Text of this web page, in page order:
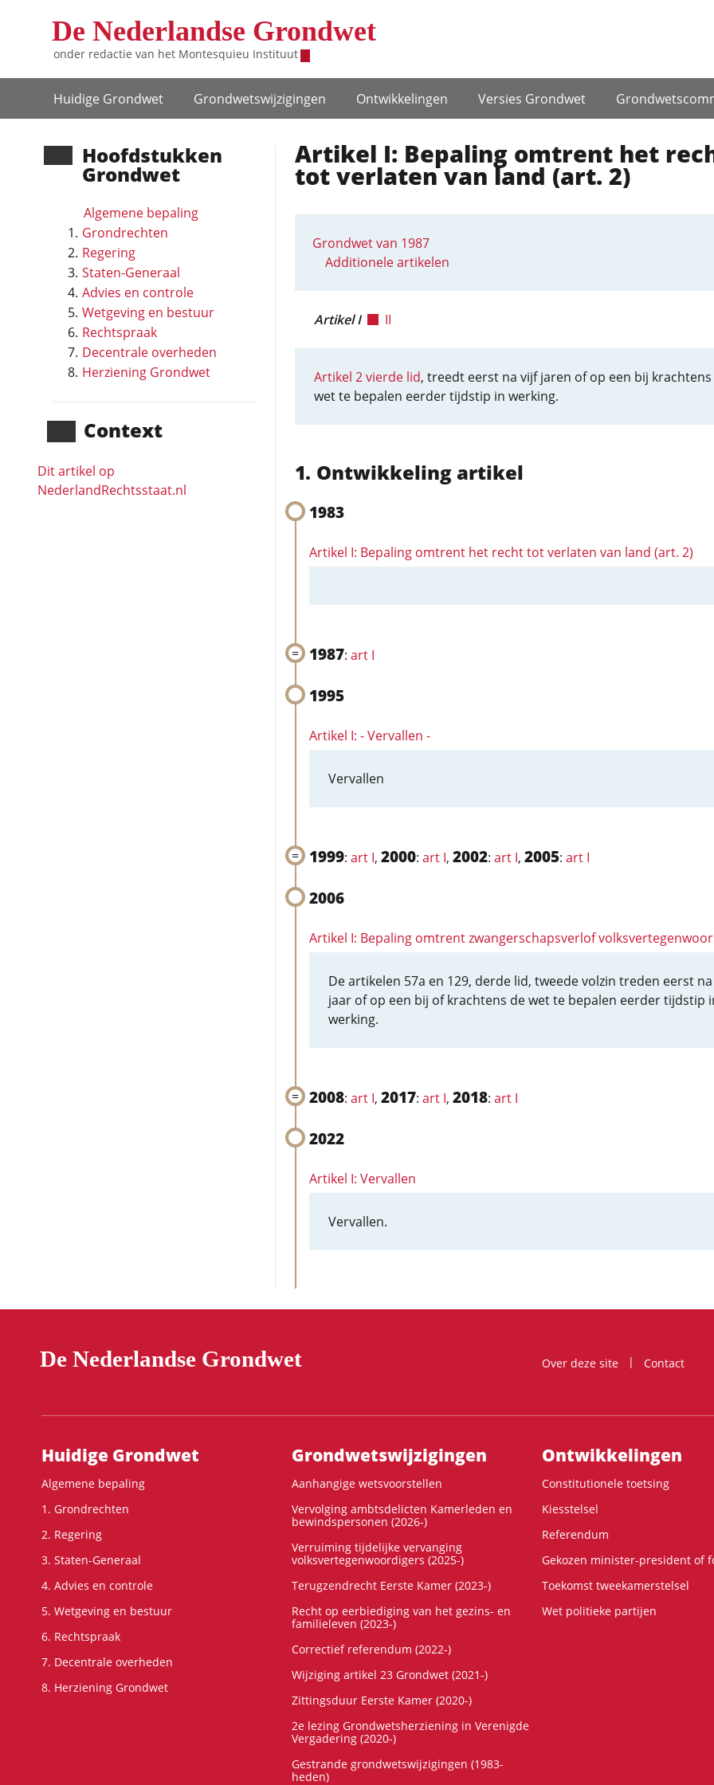
De Nederlandse Grondwet
onder redactie van het Montesquieu Instituut
Hoofdnavigatie
Huidige Grondwet Grondwets­wijzigingen Ontwikke­lingen Versies Grondwet
Hoofd­stukken
Grondwet
Algemene bepaling
Grondrechten
Regering
Staten-Generaal
Advies en controle
Wetgeving en bestuur
Rechtspraak
Decentrale overheden
Herziening Grondwet
Context
Dit artikel op
NederlandRechts­staat.nl
Artikel I: Bepaling omtrent het
tot verlaten van land (art. 2)
Grondwet van 1987
Additionele artikelen
Artikel I II
Artikel 2 vierde lid, treedt eerst na vijf jaren of op een bij krachtens
wet te bepalen eerder tijdstip in werking.
Ontwikkeling artikel
1983
Artikel I: Bepaling omtrent het recht tot verlaten van land (art. 2)
1987: art I
1995
Artikel I: - Vervallen -
Vervallen
1999: art I, 2000: art I, 2002: art I, 2005: art I
2006
Artikel I: Bepaling omtrent zwangerschapsverlof
De artikelen 57a en 129, derde lid, tweede volzin treden eerst
jaar of op een bij of krachtens de wet te bepalen eerder tijdstip
werking.
2008: art I, 2017: art I, 2018: art I
2022
Artikel I: Vervallen
Vervallen.
De Nederlandse Grondwet Over deze site
Contact
Hoofdnavigatie
Huidige Grondwet
Algemene bepaling
1. Grondrechten
2. Regering
3. Staten-Generaal
4. Advies en controle
5. Wetgeving en bestuur
6. Rechtspraak
7. Decentrale overheden
8. Herziening Grondwet
Grondwets­wijzigingen
Aanhangige wetsvoorstellen
Vervolging ambtsdelicten Kamerleden en
bewindspersonen (2026-)
Verruiming tijdelijke vervanging
volksvertegenwoordigers (2025-)
Terugzendrecht Eerste Kamer (2023-)
Recht op eerbiediging van het gezins- en
familieleven (2023-)
Correctief referendum (2022-)
Wijziging artikel 23 Grondwet (2021-)
Zittingsduur Eerste Kamer (2020-)
2e lezing Grondwetsherziening in Verenigde
Vergadering (2020-)
Gestrande grondwetswijzigingen (1983-
heden)
Ontwikke­lingen
Constitutionele toetsing
Kiesstelsel
Referendum
Gekozen minister-president of
Toekomst tweekamerstelsel
Wet politieke partijen